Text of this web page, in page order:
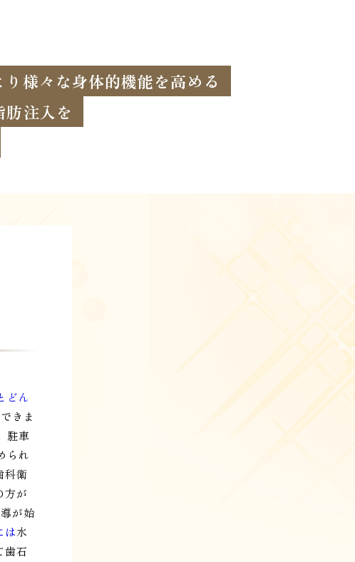
り様々な身体的機能を高める
注入を
どん
きま
駐車
られ
科衛
方が
が始
は水
歯石